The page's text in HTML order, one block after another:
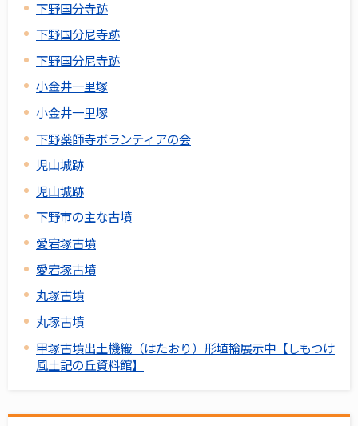
下野国分寺跡
下野国分尼寺跡
下野国分尼寺跡
小金井一里塚
小金井一里塚
下野薬師寺ボランティアの会
児山城跡
児山城跡
下野市の主な古墳
愛宕塚古墳
愛宕塚古墳
丸塚古墳
丸塚古墳
甲塚古墳出土機織（はたおり）形埴輪展示中【しもつけ
風土記の丘資料館】